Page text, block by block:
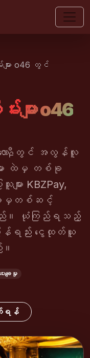
းများ o46 တွင်
းများ o46
လောբီတွင် အလွန်လူ
များ ထဲမှ တစ်ခု
ား KBZPay,
ျားမှတစ်ဆင့်
ည်။ ယုံကြည်ရသည့်
ြန်ရည်း ငွေထုတ်ယူ
။
းချေမှု
တ်ရန်